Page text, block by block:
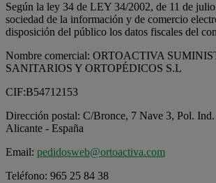
Según la ley 34 de LEY 34/2002, de 11 de
sociedad de la información y de comercio
disposición del público los datos fiscales del
Nombre comercial: ORTOACTIVA
SANITARIOS Y ORTOPÉDICOS S.L
CIF:B54712153
Dirección postal: C/Bronce, 7 Nave 3, Pol. Ind.
Alicante - España
Email: pedidosweb@ortoactiva.com
Teléfono: 965 25 84 38